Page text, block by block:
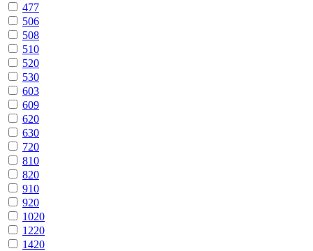
477
506
508
510
520
530
603
609
620
630
720
810
820
910
920
1020
1220
1420